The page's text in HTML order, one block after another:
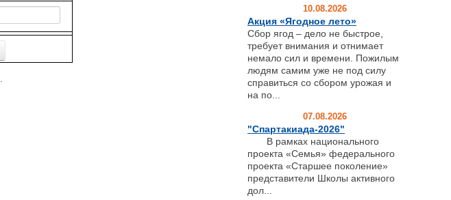
10.08.2026
Акция «Ягодное лето»
Сбор ягод – дело не быстрое,
требует внимания и отнимает
немало сил и времени. Пожилым
людям самим уже не под силу
справиться со сбором урожая и
на по...
07.08.2026
"Спартакиада-2026"
В рамках национального
проекта «Семья» федерального
проекта «Старшее поколение»
представители Школы активного
дол...